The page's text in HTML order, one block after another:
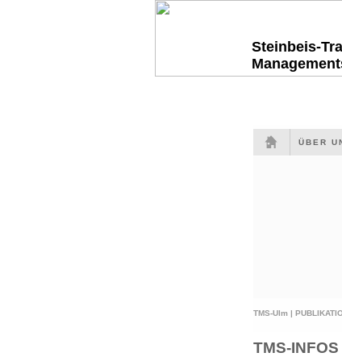
Steinbeis-
ÜBER
TMS-Ulm |
TMS-INFOS